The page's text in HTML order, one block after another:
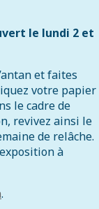
le lundi 2 et
et faites
votre papier
le cadre de
revivez ainsi le
de relâche.
à
.